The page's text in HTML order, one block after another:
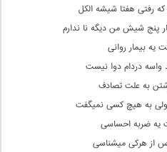
رفتی هفتا شیشه الکل
پنج شیش من دیگه نا ندارم
یه بیمار روانی
دردام دوا نیست
به علت تصادف
ولی به هیچ کسی نمیگفت
یه ضربه احساسی
از هرکی میشناسی